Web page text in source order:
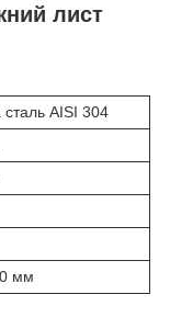
лист
сталь AISI 304
мм